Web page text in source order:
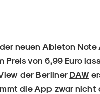
neuen Ableton
Preis von 6,99 Euro
der Berliner DAW
die App zwar nicht